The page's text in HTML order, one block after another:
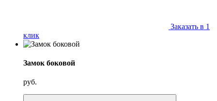
Заказать в 1
клик
Замок боковой
руб.